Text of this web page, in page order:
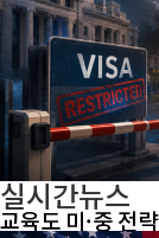
실시간뉴스
교육도 미·중 전